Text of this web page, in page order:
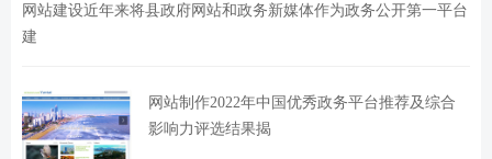
网站建设近年来将县政府网站和政务新媒体作为政务公开第一平台
建
网站制作2022年中国优秀政务平台推荐及综合
影响力评选结果揭